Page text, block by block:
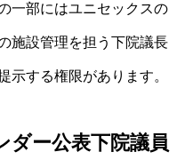
一部にはユニセックスの
施設管理を担う下院議長
示する権限があります。
ダー公表下院議員